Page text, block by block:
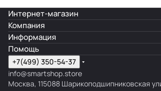
Интернет-магазин
Компания
Информация
Помощь
+7(499) 350-54-37
info@smartshop.store
Москва, 115088 Шарикоподшипниковская